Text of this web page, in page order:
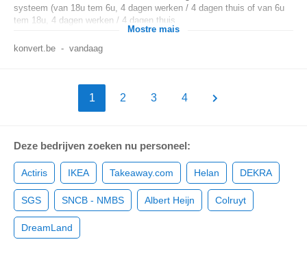
systeem (van 18u tem 6u, 4 dagen werken / 4 dagen thuis of van 6u
tem 18u, 4 dagen werken / 4 dagen thuis...
Mostre mais
konvert.be - vandaag
1 2 3 4
Deze bedrijven zoeken nu personeel:
Actiris IKEA Takeaway.com Helan DEKRA
SGS SNCB - NMBS Albert Heijn Colruyt
DreamLand